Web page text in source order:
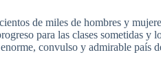
de miles de hombres y
para las clases sometidas y
convulso y admirable país